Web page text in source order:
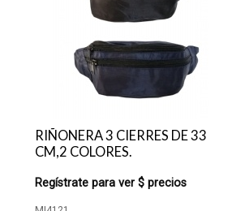
RIÑONERA 3 CIERRES DE 33
CM,2 COLORES.
Regístrate para ver $ precios